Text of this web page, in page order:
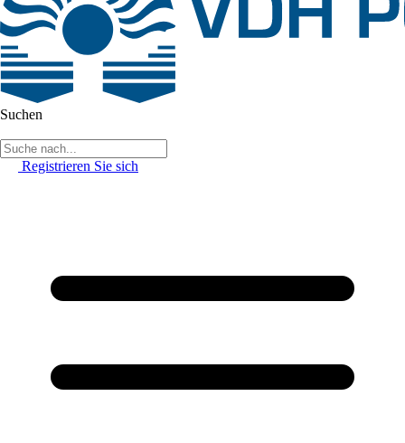
Suchen
Registrieren Sie sich